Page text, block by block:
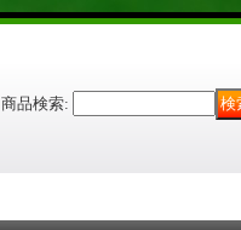
商品検索: